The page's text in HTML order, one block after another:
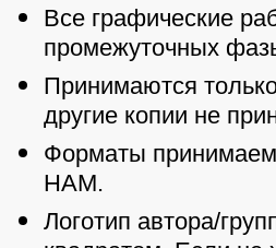
Все графические
промежуточных
Принимаются
другие копии не
Форматы
HAM.
Логотип автора/